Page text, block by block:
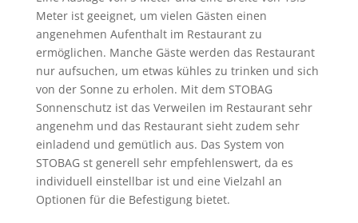
Meter ist geeignet, um vielen Gästen einen
angenehmen Aufenthalt im Restaurant zu
ermöglichen. Manche Gäste werden das Restaurant
nur aufsuchen, um etwas kühles zu trinken und sich
von der Sonne zu erholen. Mit dem STOBAG
Sonnenschutz ist das Verweilen im Restaurant sehr
angenehm und das Restaurant sieht zudem sehr
einladend und gemütlich aus. Das System von
STOBAG st generell sehr empfehlenswert, da es
individuell einstellbar ist und eine Vielzahl an
Optionen für die Befestigung bietet.